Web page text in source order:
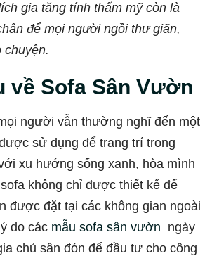
gia tăng tính thẩm mỹ còn là
để mọi người ngồi thư giãn,
chuyện.
về Sofa Sân Vườn
người vẫn thường nghĩ đến một
sử dụng để trang trí trong
xu hướng sống xanh, hòa mình
không chỉ được thiết kế để
được đặt tại các không gian ngoài
do các mẫu sofa sân vườn ngày
chủ sân đón để đầu tư cho công